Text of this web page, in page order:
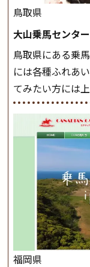
したら、 次は部
しょう。 ステッ
まとめをします
の扶助操作や誘
◆馬場使用状況
たしますのでご
が、落雷・強風
く場合がござい
会や講習会等に
ございます。 そ
はこちら
鳥取県
大山乗馬センター
鳥取県にある乗
には各種ふれあ
てみたい方には
方に幅広くお楽
また、お手軽（
つことのできる
ーツ競技として
しみいただいて
休み期間中は無
福岡県